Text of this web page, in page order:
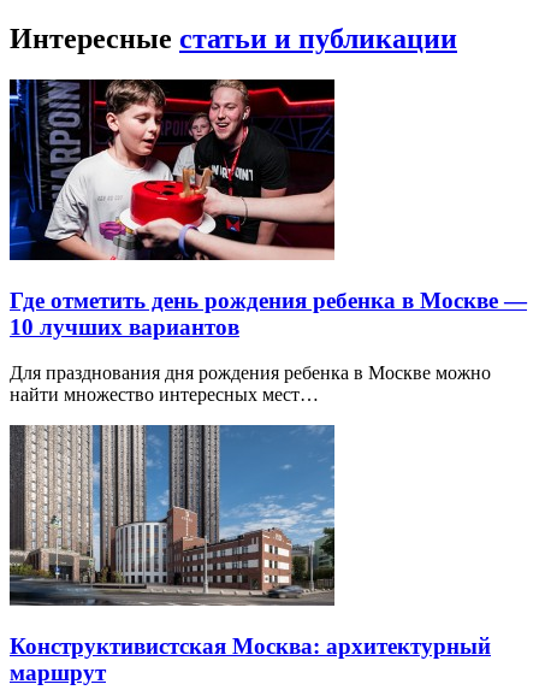
Интересные статьи и публикации
Где отметить день рождения ребенка в Москве —
10 лучших вариантов
Для празднования дня рождения ребенка в Москве можно
найти множество интересных мест…
Конструктивистская Москва: архитектурный
маршрут